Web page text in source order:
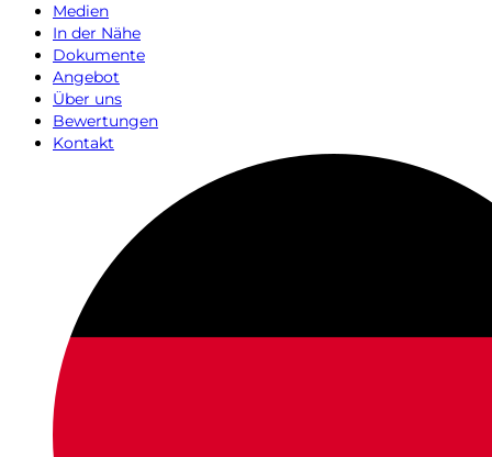
Medien
In der Nähe
Dokumente
Angebot
Über uns
Bewertungen
Kontakt